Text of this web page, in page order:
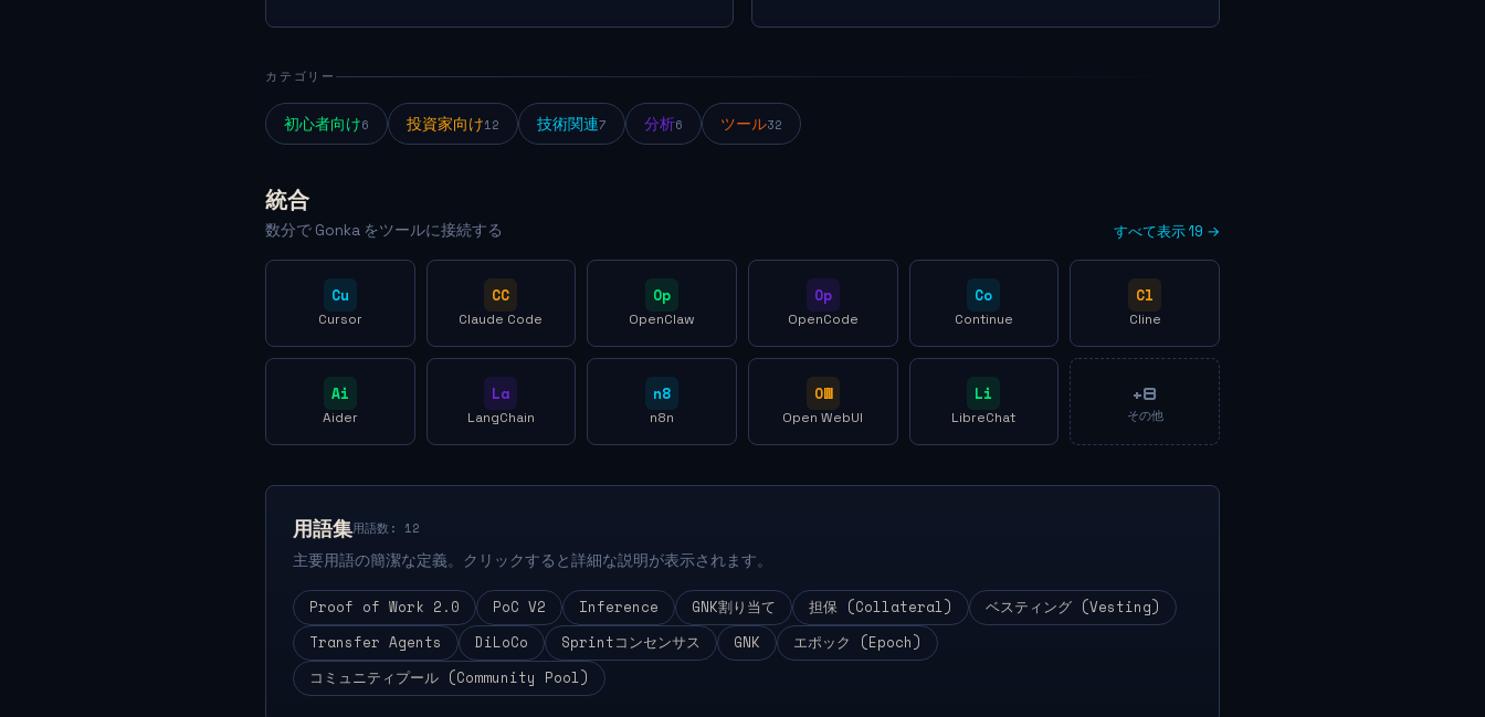
カテゴリー
初心者向け6 投資家向け12 技術関連7 分析6 ツール32
統合
数分で Gonka をツールに接続する すべて表示 19 →
Cu
Cursor
CC
Claude Code
Op
OpenClaw
Op
OpenCode
Co
Continue
Cl
Cline
Ai
Aider
La
LangChain
n8
n8n
OW
Open WebUI
Li
LibreChat
+8
その他
用語集用語数: 12
主要用語の簡潔な定義。クリックすると詳細な説明が表示されます。
Proof of Work 2.0 PoC V2 Inference GNK割り当て 担保 (Collateral)
ベスティング (Vesting)
Transfer Agents
DiLoCo Sprintコンセンサス GNK
エポック (Epoch)
コミュニティプール (Community Pool)